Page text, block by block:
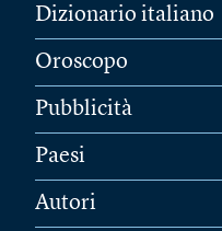
Dizionario italiano
Oroscopo
Pubblicità
Paesi
Autori